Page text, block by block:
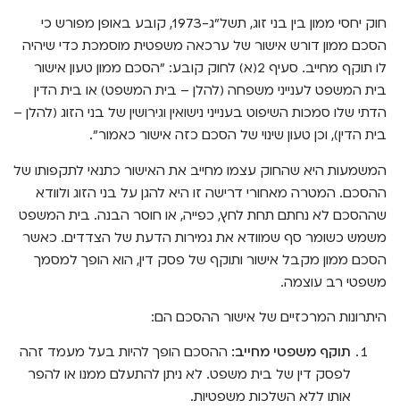
חוק יחסי ממון בין בני זוג, תשל"ג-1973, קובע באופן מפורש כי
הסכם ממון דורש אישור של ערכאה משפטית מוסמכת כדי שיהיה
לו תוקף מחייב. סעיף 2(א) לחוק קובע: "הסכם ממון טעון אישור
בית המשפט לענייני משפחה (להלן – בית המשפט) או בית הדין
הדתי שלו סמכות השיפוט בענייני נישואין וגירושין של בני הזוג (להלן –
בית הדין), וכן טעון שינוי של הסכם כזה אישור כאמור".
המשמעות היא שהחוק עצמו מחייב את האישור כתנאי לתקפותו של
ההסכם. המטרה מאחורי דרישה זו היא להגן על בני הזוג ולוודא
שההסכם לא נחתם תחת לחץ, כפייה, או חוסר הבנה. בית המשפט
משמש כשומר סף שמוודא את גמירות הדעת של הצדדים. כאשר
הסכם ממון מקבל אישור ותוקף של פסק דין, הוא הופך למסמך
משפטי רב עוצמה.
היתרונות המרכזיים של אישור ההסכם הם:
תוקף משפטי מחייב: ההסכם הופך להיות בעל מעמד זהה
לפסק דין של בית משפט. לא ניתן להתעלם ממנו או להפר
אותו ללא השלכות משפטיות.